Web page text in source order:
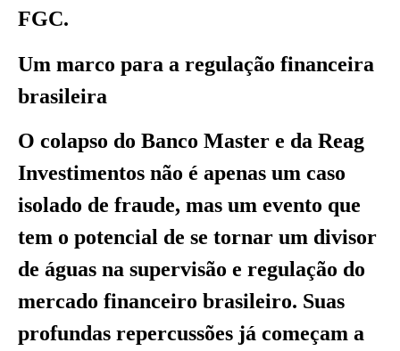
FGC.
Um marco para a regulação financeira
brasileira
O colapso do Banco Master e da Reag
Investimentos não é apenas um caso
isolado de fraude, mas um evento que
tem o potencial de se tornar um divisor
de águas na supervisão e regulação do
mercado financeiro brasileiro. Suas
profundas repercussões já começam a